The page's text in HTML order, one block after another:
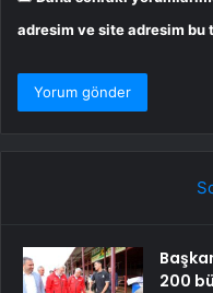
adresim ve site adresim bu
200